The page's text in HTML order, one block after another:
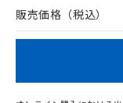
問い合わせくださ
販売価格（税込）